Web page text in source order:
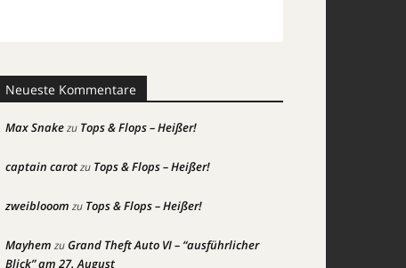
Neueste Kommentare
Max Snakezu Tops & Flops – Heißer!
captain carotzu Tops & Flops – Heißer!
zweiblooom zu Tops & Flops – Heißer!
Mayhem zuGrand Theft Auto VI – “ausführlicher
Blick” am 27. August